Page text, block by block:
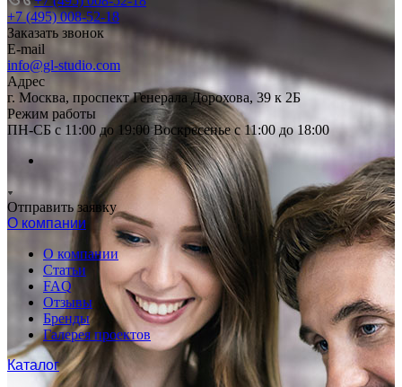
+7 (495) 008-52-18
Заказать звонок
E-mail
info@gl-studio.com
Адрес
г. Москва, проспект Генерала Дорохова, 39 к 2Б
Режим работы
ПН-СБ с 11:00 до 19:00 Воскресенье с 11:00 до 18:00
Отправить заявку
О компании
О компании
Статьи
FAQ
Отзывы
Бренды
Галерея проектов
Каталог